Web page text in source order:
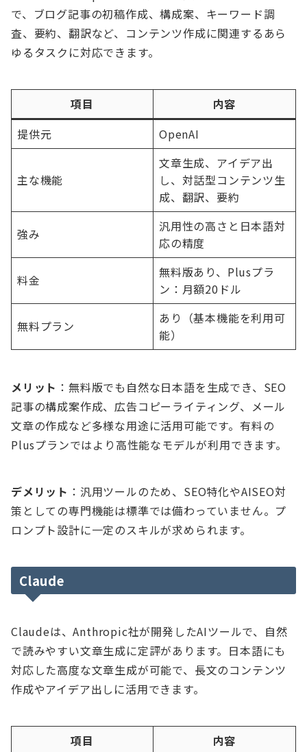
で、ブログ記事の初稿作成、構成案、キーワード調
査、要約、翻訳など、コンテンツ作成に関連するあら
ゆるタスクに対応できます。
項目
内容
提供元
OpenAI
主な機能
文章生成、アイデア出
し、対話型コンテンツ生
成、翻訳、要約
強み
汎用性の高さと日本語対
応の精度
料金
無料版あり、Plusプラ
ン：月額20ドル
無料プラン
あり（基本機能を利用可
能）
メリット ：無料版でも自然な日本語を生成でき、SEO
記事の構成案作成、広告コピーライティング、メール
文章の作成など多様な用途に活用可能です。有料の
Plusプランではより高性能なモデルが利用できます。
デメリット ：汎用ツールのため、SEO特化やAISEO対
策としての専門機能は標準では備わっていません。プ
ロンプト設計に一定のスキルが求められます。
Claude
Claudeは、Anthropic社が開発したAIツールで、自然
で読みやすい文章生成に定評があります。日本語にも
対応した高度な文章生成が可能で、長文のコンテンツ
作成やアイデア出しに活用できます。
項目
内容